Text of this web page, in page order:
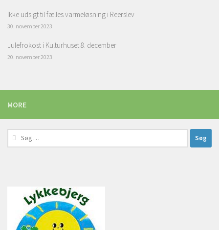
Ikke udsigt til fælles varmeløsning i Reerslev
30. november 2023
Julefrokost i Kulturhuset 8. december
20. november 2023
MORE
Søg
efter: